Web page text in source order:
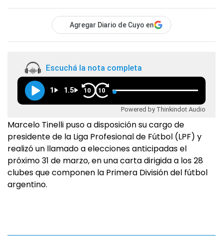
Agregar Diario de Cuyo en
Escuchá la nota completa
1 1.5 10 10
Powered by Thinkindot Audio
Marcelo Tinelli puso a disposición su cargo de
presidente de la Liga Profesional de Fútbol (LPF) y
realizó un llamado a elecciones anticipadas el
próximo 31 de marzo, en una carta dirigida a los 28
clubes que componen la Primera División del fútbol
argentino.